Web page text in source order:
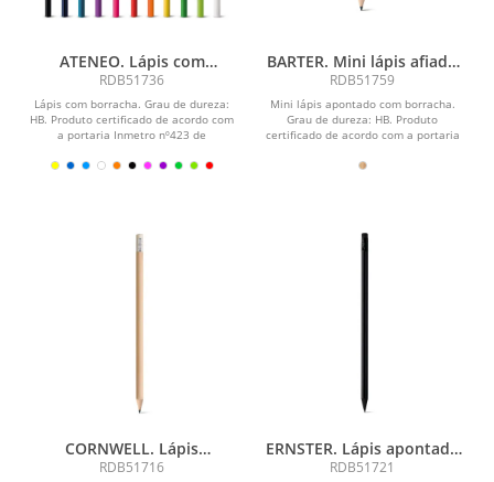
ATENEO. Lápis com
borracha
RDB51736
Lápis com borracha. Grau de dureza:
HB. Produto certificado de acordo com
a portaria Inmetro nº423 de
BARTER. Mini lápis afiado
com borracha
RDB51759
Mini lápis apontado com borracha.
Grau de dureza: HB. Produto
certificado de acordo com a portaria
CORNWELL. Lápis
apontado com borracha
RDB51716
ERNSTER. Lápis apontado
com borracha
RDB51721